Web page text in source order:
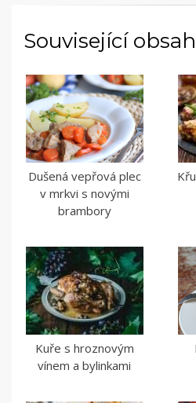
Související obsah
Dušená vepřová plec
v mrkvi s novými
brambory
Kuře s hroznovým
vínem a bylinkami